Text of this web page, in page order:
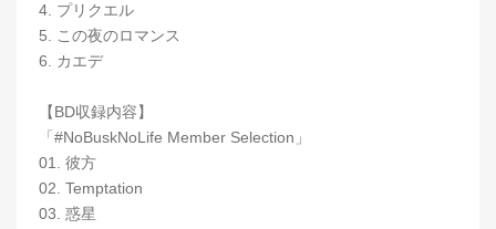
4. プリクエル
5. この夜のロマンス
6. カエデ
【BD収録内容】
「#NoBuskNoLife Member Selection」
01. 彼方
02. Temptation
03. 惑星